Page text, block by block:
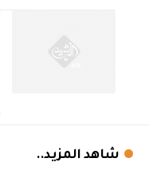
شاهد المزيد..